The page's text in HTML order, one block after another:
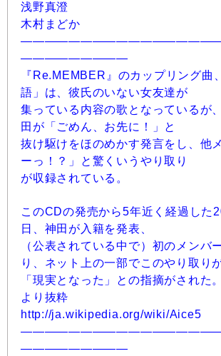
浅野真澄
木村まどか
―――――――――
『Re.MEMBER』のカップリング曲
語」は、彼氏のいない女友達が
集っている内容の歌となっているが
田が「ごめん、お先に！」と
抜け駆けをほのめかす発言をし、他
ーっ！？」と驚くいうやり取り
が収録されている。
このCDの発売から5年近く経過した
日、神田が入籍を発表、
（公表されている中で）初のメンバ
り、ネット上の一部でこのやり取り
「現実となった」との指摘がされ
より抜粋
http://ja.wikipedia.org/wiki/Aice5
―――――――――